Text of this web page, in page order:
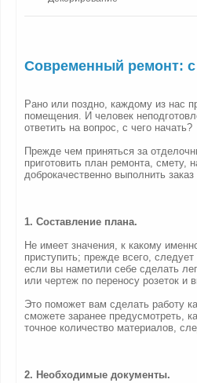
Современный ремонт: с
Рано или поздно, каждому из нас
помещения. И человек
ответить на вопрос, с чего начать?
Прежде чем приняться за
приготовить план ремонта, смету,
доброкачественно выполнить
1. Составление плана.
Не имеет значения, к какому
приступить; прежде всего,
если вы наметили себе сделать
или чертеж по переносу розеток и
Это поможет вам сделать работу
сможете заранее предусмотреть,
точное количество материалов,
2. Необходимые документы.